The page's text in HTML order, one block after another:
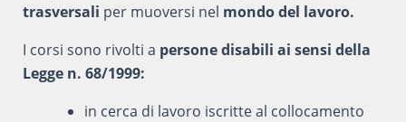
trasversali per muoversi nel mondo del lavoro.
I corsi sono rivolti a persone disabili ai sensi della
Legge n. 68/1999:
in cerca di lavoro iscritte al collocamento